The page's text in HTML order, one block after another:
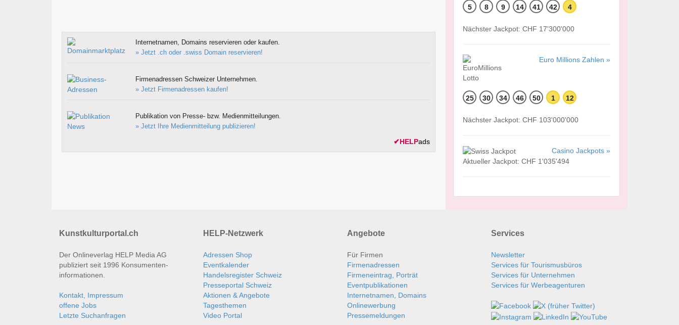
Internetnamen, Domains reservieren oder kaufen.
» Jetzt .ch oder .swiss Domain reservieren!
Firmenadressen Schweizer Unternehmen.
» Jetzt Firmenadressen kaufen!
Publikation von Presse- bzw. Medienmitteilungen.
» Jetzt Ihre Medienmitteilung publizieren!
✔HELPads
5 8 9 14 41 42 4
Nächster Jackpot: CHF 17'300'000
Euro Millions Zahlen »
25 30 34 46 50 1 12
Nächster Jackpot: CHF 103'000'000
Casino Jackpots »
Aktueller Jackpot: CHF 1'035'494
Kunstkulturportal.ch
Der Onlineverlag HELP Media AG
publiziert seit 1996 Konsumenten­
informationen.
Kontakt, Impressum
offene Jobs
Letzte Suchanfragen
HELP-Netzwerk
Adressen Shop
Eventkalender
Handelsregister Schweiz
Presseportal Schweiz
Aktionen & Angebote
Tagesthemen
Video Portal
Angebote
Für Firmen
Firmenadressen
Firmeneintrag, Porträt
Eventpublikationen
Internetnamen, Domains
Onlinewerbung
Pressemeldungen
Services
Newsletter
Services für Tourismusbüros
Services für Unternehmen
Services für Werbeagenturen